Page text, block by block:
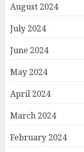
August 2024
July 2024
June 2024
May 2024
April 2024
March 2024
February 2024